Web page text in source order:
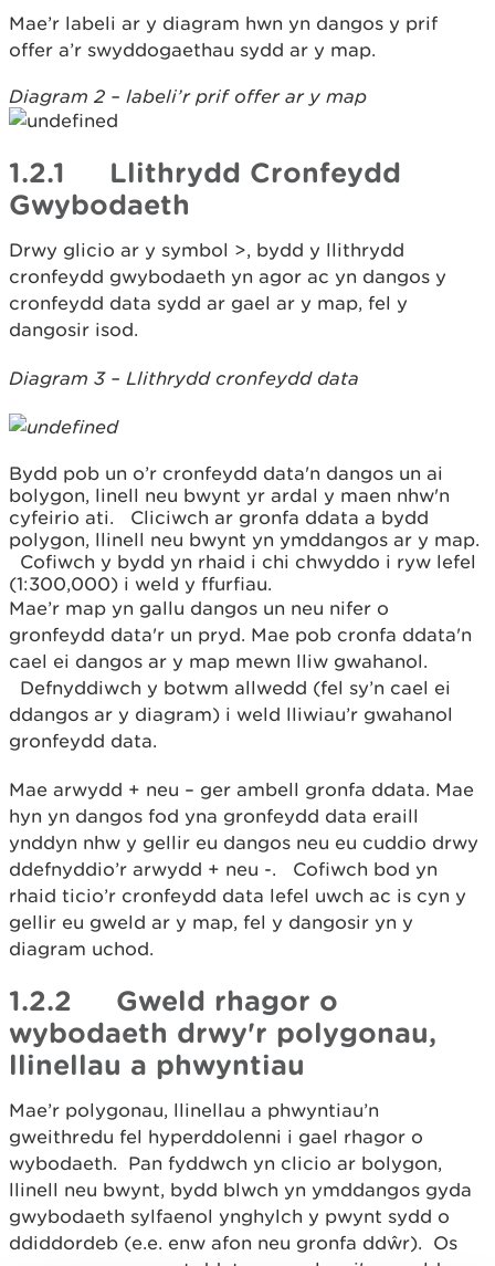
Mae’r labeli ar y diagram hwn yn dangos y prif
offer a’r swyddogaethau sydd ar y map.
Diagram 2 – labeli’r prif offer ar y map
1.2.1 Llithrydd Cronfeydd
Gwybodaeth
Drwy glicio ar y symbol >, bydd y llithrydd
cronfeydd gwybodaeth yn agor ac yn dangos y
cronfeydd data sydd ar gael ar y map, fel y
dangosir isod.
Diagram 3 – Llithrydd cronfeydd data
Bydd pob un o’r cronfeydd data'n dangos un ai
bolygon, linell neu bwynt yr ardal y maen nhw'n
cyfeirio ati. Cliciwch ar gronfa ddata a bydd
polygon, llinell neu bwynt yn ymddangos ar y map.
Cofiwch y bydd yn rhaid i chi chwyddo i ryw lefel
(1:300,000) i weld y ffurfiau.
Mae’r map yn gallu dangos un neu nifer o
gronfeydd data'r un pryd. Mae pob cronfa ddata'n
cael ei dangos ar y map mewn lliw gwahanol.
Defnyddiwch y botwm allwedd (fel sy’n cael ei
ddangos ar y diagram) i weld lliwiau’r gwahanol
gronfeydd data.
Mae arwydd + neu – ger ambell gronfa ddata. Mae
hyn yn dangos fod yna gronfeydd data eraill
ynddyn nhw y gellir eu dangos neu eu cuddio drwy
ddefnyddio’r arwydd + neu -. Cofiwch bod yn
rhaid ticio’r cronfeydd data lefel uwch ac is cyn y
gellir eu gweld ar y map, fel y dangosir yn y
diagram uchod.
1.2.2 Gweld rhagor o
wybodaeth drwy'r polygonau,
llinellau a phwyntiau
Mae’r polygonau, llinellau a phwyntiau’n
gweithredu fel hyperddolenni i gael rhagor o
wybodaeth. Pan fyddwch yn clicio ar bolygon,
llinell neu bwynt, bydd blwch yn ymddangos gyda
gwybodaeth sylfaenol ynghylch y pwynt sydd o
ddiddordeb (e.e. enw afon neu gronfa ddŵr). Os